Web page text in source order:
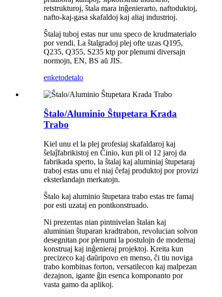
retstrukturoj, ŝtala mara inĝenierarto, naftoduktoj,
nafto-kaj-gasa skafaldoj kaj aliaj industrioj.
Ŝtalaj tuboj estas nur unu speco de krudmaterialo
por vendi. La ŝtalgradoj plej ofte uzas Q195,
Q235, Q355, S235 ktp por plenumi diversajn
normojn, EN, BS aŭ JIS.
enketodetalo
Ŝtalo/Aluminio Ŝtupetara Krada
Trabo
Kiel unu el la plej profesiaj skafaldaroj kaj
ŝelaĵfabrikistoj en Ĉinio, kun pli ol 12 jaroj da
fabrikada sperto, la ŝtalaj kaj aluminiaj ŝtupetaraj
traboj estas unu el niaj ĉefaj produktoj por provizi
eksterlandajn merkatojn.
Ŝtalo kaj aluminio ŝtupetara trabo estas tre famaj
por esti uzataj en pontkonstruado.
Ni prezentas nian pintnivelan ŝtalan kaj
aluminian ŝtuparan kradtrabon, revolucian solvon
desegnitan por plenumi la postulojn de modernaj
konstruaj kaj inĝenieraj projektoj. Kreita kun
precizeco kaj daŭripovo en menso, ĉi tiu noviga
trabo kombinas forton, versatilecon kaj malpezan
dezajnon, igante ĝin esenca komponanto por
vasta gamo da aplikoj.